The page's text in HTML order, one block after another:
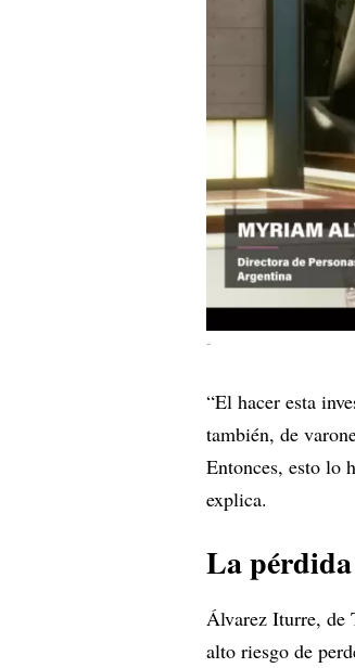
-
“El hacer esta
también, de
Entonces, esto lo
explica.
La
Álvarez Iturre, de
alto riesgo de